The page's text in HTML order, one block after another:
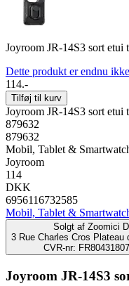
Joyroom JR-14S3 sort etui
Dette produkt er endnu
114.-
Tilføj til kurv
Joyroom JR-14S3 sort etui
879632
879632
Mobil, Tablet &
Joyroom
114
DKK
6956116732585
Mobil, Tablet &
Solgt af Zoomici
3 Rue Charles Cros Plateau
CVR-nr:
Joyroom JR-14S3